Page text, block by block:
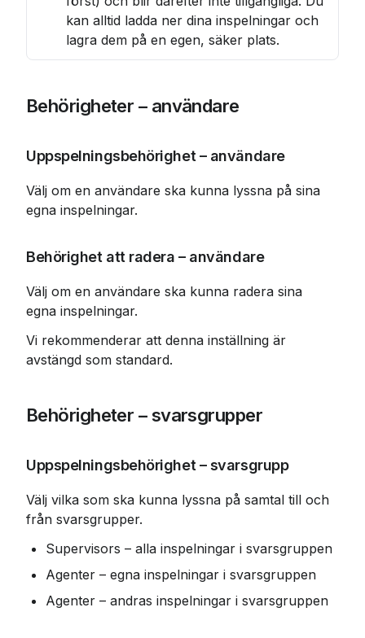
kan alltid ladda ner dina inspelningar och
lagra dem på en egen, säker plats.
Behörigheter – användare
Uppspelningsbehörighet – användare
Välj om en användare ska kunna lyssna på sina
egna inspelningar.
Behörighet att radera – användare
Välj om en användare ska kunna radera sina
egna inspelningar.
Vi rekommenderar att denna inställning är
avstängd som standard.
Behörigheter – svarsgrupper
Uppspelningsbehörighet – svarsgrupp
Välj vilka som ska kunna lyssna på samtal till och
från svarsgrupper.
Supervisors – alla inspelningar i svarsgruppen
Agenter – egna inspelningar i svarsgruppen
Agenter – andras inspelningar i svarsgruppen